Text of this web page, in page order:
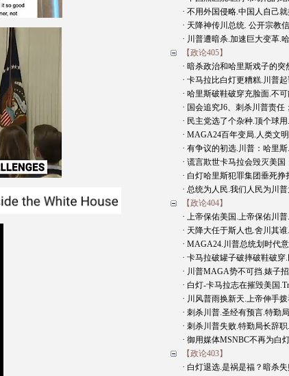
· 不用外国侵略.中国人自己就
· 天降神传川总统. 公开宗教
· 川普遭暗杀.加速巨大变革.
【政论405】
· 暗杀政治和哈里斯戏子的突
· 卡马拉比白灯更糟糕.川普起
· 哈里斯破鞋破穿充脸面.不
· 国会追究J6、刺杀川普责任
· 民主党选了个杂种.顶个球
· MAGA24百年变局.人类文
· 有争议的初选.川普：哈里斯
· 谎言欺世卡马拉会毁灭美国
· 白灯哈里斯犯罪集团垂死挣
· 总统为人民.我们人民为川
【政论404】
· 上帝保佑美国.上帝保佑川
· 天降大任于斯人也.舍川其
· MAGA24.川普总统划时代
· 卡马拉破罐子破摔破鞋破穿
· 川普MAGA势不可挡.婊子
· 白灯-卡马拉志在摧毁美国
· 川风普雨换新天.上帝伸手
· 刺杀川普.圣经有预言.特勤
· 刺杀川普失败.特勤局长辞
· 御用媒体MSNBC不再为白
【政论403】
· 白灯退选.是祸是福？暗杀